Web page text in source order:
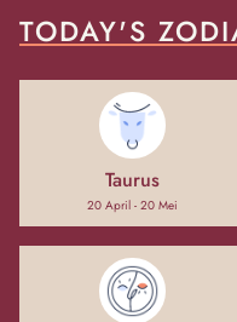
TODAY'S
Taurus
20 April - 20 Mei